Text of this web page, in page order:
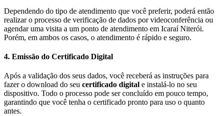
Dependendo do tipo de atendimento que você preferir, poderá então
realizar o processo de verificação de dados por videoconferência ou
agendar uma visita a um ponto de atendimento em Icaraí Niterói.
Porém, em ambos os casos, o atendimento é rápido e seguro.
4. Emissão do Certificado Digital
Após a validação dos seus dados, você receberá as instruções para
fazer o download do seu certificado digital e instalá-lo no seu
dispositivo. Todo o processo pode ser concluído em pouco tempo,
garantindo que você tenha o certificado pronto para uso o quanto
antes.